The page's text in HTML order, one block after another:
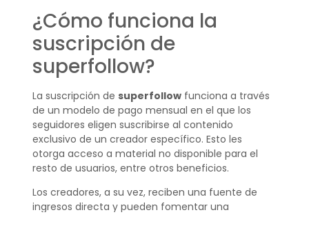
¿Cómo funciona la
suscripción de
superfollow?
La suscripción de superfollowfunciona a través
de un modelo de pago mensual en el que los
seguidores eligen suscribirse al contenido
exclusivo de un creador específico. Esto les
otorga acceso a material no disponible para el
resto de usuarios, entre otros beneficios.
Los creadores, a su vez, reciben una fuente de
ingresos directa y pueden fomentar una